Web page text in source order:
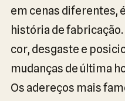
em cenas diferentes,
história de
cor, desgaste e
mudanças de última
Os adereços mais